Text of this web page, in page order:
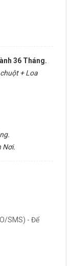
36 Tháng.
+ Loa
Nơi.
SMS) - Để